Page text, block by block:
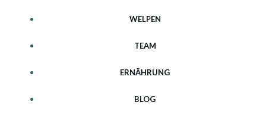
WELPEN
TEAM
ERNÄHRUNG
BLOG